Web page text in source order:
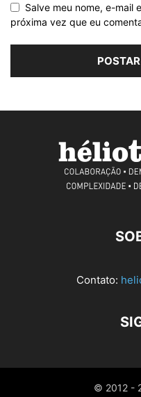
Salve meu nome, e-mail
próxima vez que eu
Contato:
© 2012 -